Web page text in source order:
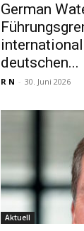
German
deutschen...
R N - 30. Juni 2026
Aktuell